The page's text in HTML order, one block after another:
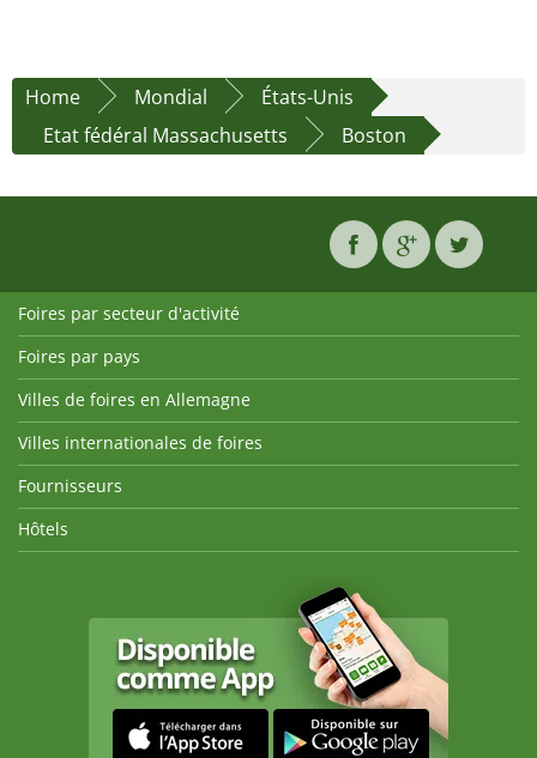
Home Mondial
États-Unis
Etat fédéral Massachusetts
Boston
Foires par secteur d'activité
Foires par pays
Villes de foires en Allemagne
Villes internationales de foires
Fournisseurs
Hôtels